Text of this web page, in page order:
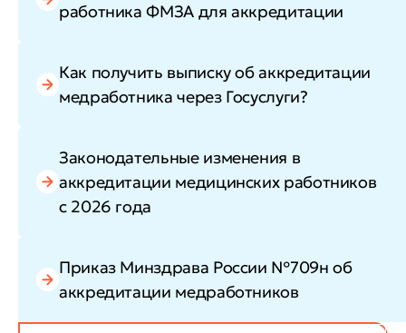
работника ФМЗА для аккредитации
Как получить выписку об аккредитации
медработника через Госуслуги?
Законодательные изменения в
аккредитации медицинских работников
с 2026 года
Приказ Минздрава России №709н об
аккредитации медработников